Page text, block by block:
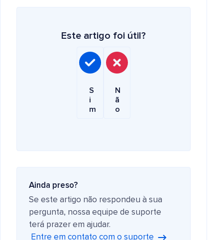
Este artigo foi útil?
S
i
m
N
ã
o
Ainda preso?
Se este artigo não respondeu à sua
pergunta, nossa equipe de suporte
terá prazer em ajudar.
Entre em contato com o suporte